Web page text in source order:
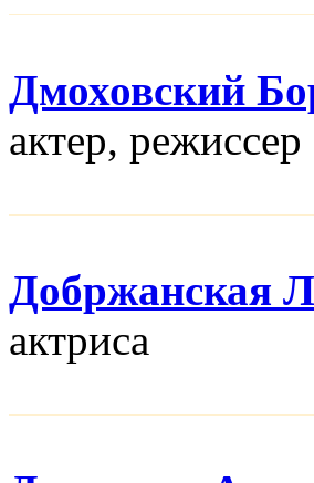
Дмоховский
актер, режисcер
Добржанская
актриса